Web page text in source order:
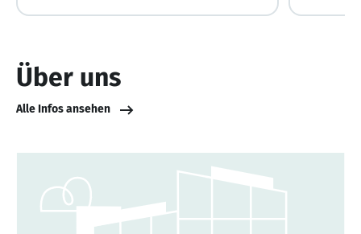
Über uns
Alle Infos ansehen